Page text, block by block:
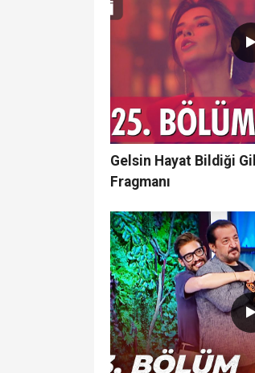
Gelsin Hayat Bildiği
Fragmanı